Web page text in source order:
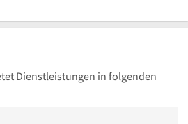
Uhr
Dienstleistungen in folgenden